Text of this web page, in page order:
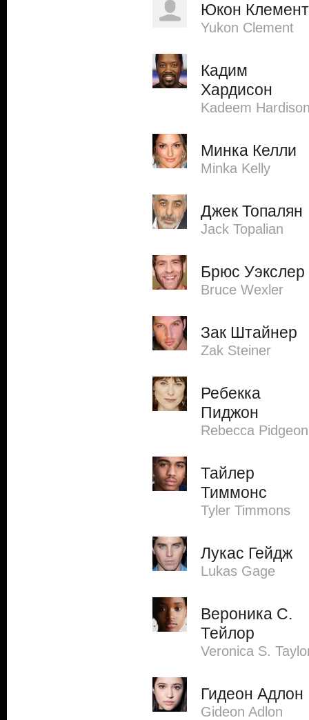
Юкон Клемент
Yukon Clement
Кадим
Хардисон
Kadeem
Минка Келли
Minka Kelly
Джек Топалян
Jack Topalian
Брюс Уэкслер
Bruce Wexler
Зак Штайнер
Zak Steiner
Ребекка
Пиджон
Rebecca Pidgeon
Тайлер
Тиммонс
Tyler Timmons
Лукас Гейдж
Lukas Gage
Вероника С.
Тейлор
Veronica S.
Гидеон Адлон
Gideon Adlon